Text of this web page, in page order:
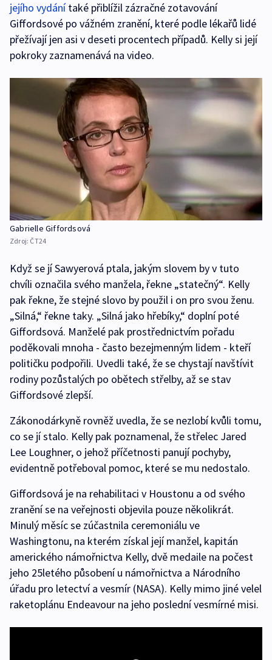
jejího vydánítaké přiblížil zázračné zotavování
Giffordsové po vážném zranění, které podle lékařů lidé
přežívají jen asi v deseti procentech případů. Kelly si její
pokroky zaznamenává na video.
Gabrielle Giffordsová
Zdroj: ČT24
Když se jí Sawyerová ptala, jakým slovem by v tuto
chvíli označila svého manžela, řekne „statečný“. Kelly
pak řekne, že stejné slovo by použil i on pro svou ženu.
„Silná,“ řekne taky. „Silná jako hřebíky,“ doplní poté
Giffordsová. Manželé pak prostřednictvím pořadu
poděkovali mnoha - často bezejmenným lidem - kteří
političku podpořili. Uvedli také, že se chystají navštívit
rodiny pozůstalých po obětech střelby, až se stav
Giffordsové zlepší.
Zákonodárkyně rovněž uvedla, že se nezlobí kvůli tomu,
co se jí stalo. Kelly pak poznamenal, že střelec Jared
Lee Loughner, o jehož příčetnosti panují pochyby,
evidentně potřeboval pomoc, které se mu nedostalo.
Giffordsová je na rehabilitaci v Houstonu a od svého
zranění se na veřejnosti objevila pouze několikrát.
Minulý měsíc se zúčastnila ceremoniálu ve
Washingtonu, na kterém získal její manžel, kapitán
amerického námořnictva Kelly, dvě medaile na počest
jeho 25letého působení u námořnictva a Národního
úřadu pro letectví a vesmír (NASA). Kelly mimo jiné velel
raketoplánu Endeavour na jeho poslední vesmírné misi.